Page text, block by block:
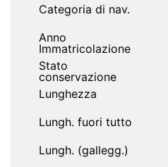
Categoria di nav.
Anno
Immatricolazione
Stato
conservazione
Lunghezza
Lungh. fuori tutto
Lungh. (gallegg.)